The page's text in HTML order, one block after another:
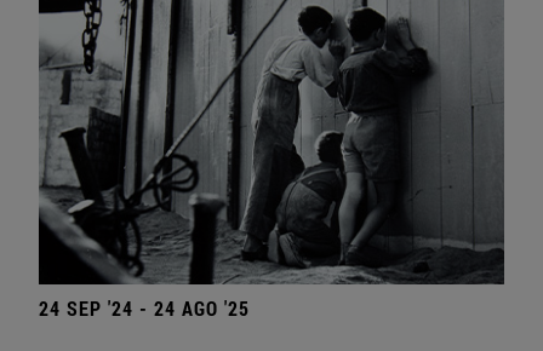
24 SEP '24 - 24 AGO '25